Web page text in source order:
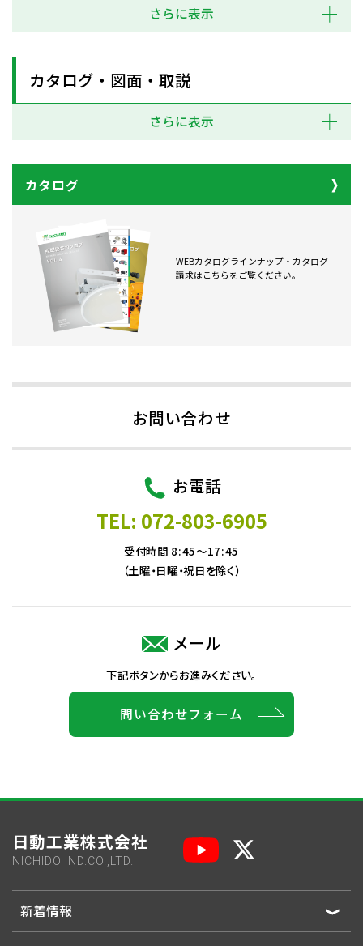
さらに表示
カタログ・図面・取説
さらに表示
カタログ
WEBカタログラインナップ・カタログ
請求はこちらをご覧ください。
お問い合わせ
お電話
TEL: 072-803-6905
受付時間 8:45～17:45
（土曜・日曜・祝日を除く）
メール
下記ボタンからお進みください。
問い合わせフォーム
日動工業株式会社
NICHIDO IND.CO.,LTD.
新着情報